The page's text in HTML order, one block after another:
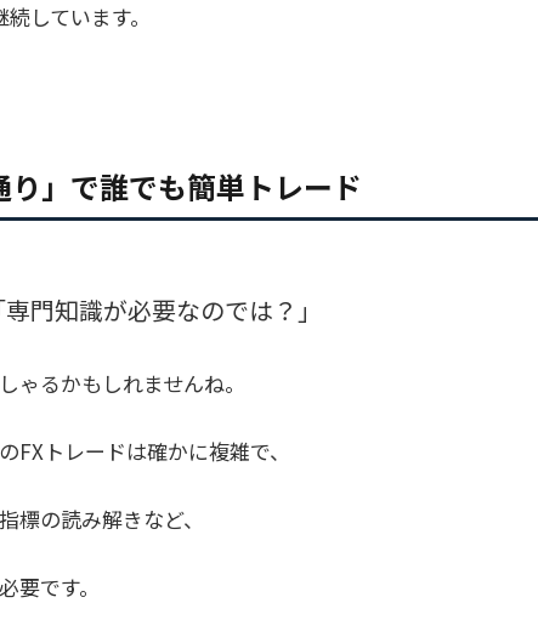
しています。
り」で誰でも簡単トレード
門知識が必要なのでは？」
ゃるかもしれませんね。
FXトレードは確かに複雑で、
標の読み解きなど、
要です。